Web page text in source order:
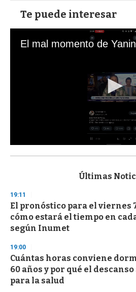
Te puede interesar
s
d
s
o
f
3
s
e
c
o
n
d
Últimas
19:11
El pronóstico para el viernes
cómo estará el tiempo en
según Inumet
19:00
Cuántas horas conviene
60 años y por qué el
para la salud